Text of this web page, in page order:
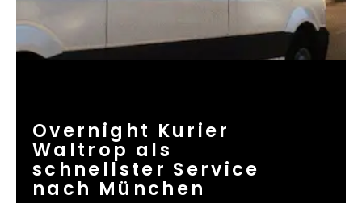
Overnight Kurier
Waltrop als
schnellster Service
nach München